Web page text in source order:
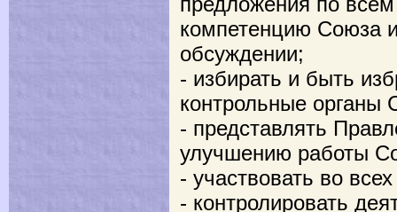
компетенцию Союза
обсуждении;
- избирать и быть
контрольные органы
- представлять
улучшению работы
- участвовать во
- контролировать